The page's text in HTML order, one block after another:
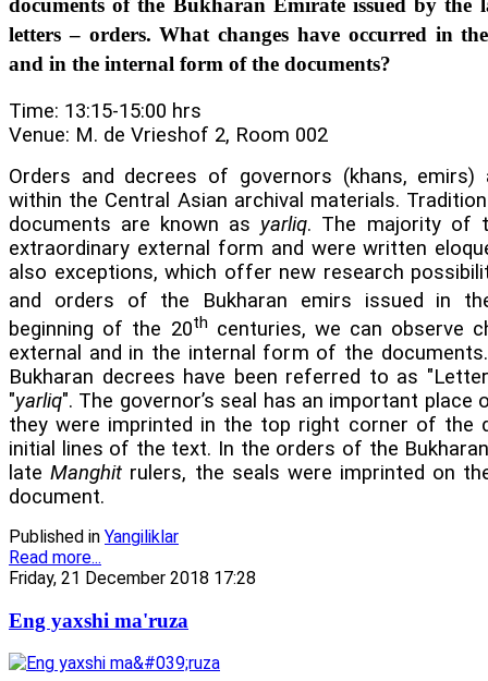
letters – orders. What changes have occurred in
and in the internal form of the documents?
Time: 13:15-15:00 hrs
Venue: M. de Vrieshof 2, Room 002
Orders and decrees of governors (khans,
within the Central Asian archival materials.
documents are known as yarliq. The majority of
extraordinary external form and were written
also exceptions, which offer new research
and orders of the Bukharan emirs issued in
beginning of the 20thcenturies, we can observe
external and in the internal form of the
Bukharan decrees have been referred to as
"yarliq". The governor’s seal has an important place
they were imprinted in the top right corner of the
initial lines of the text. In the orders of the
lateManghit rulers, the seals were imprinted on
document.
Published in Yangiliklar
Read more...
Friday, 21 December 2018 17:28
Eng yaxshi ma'ruza